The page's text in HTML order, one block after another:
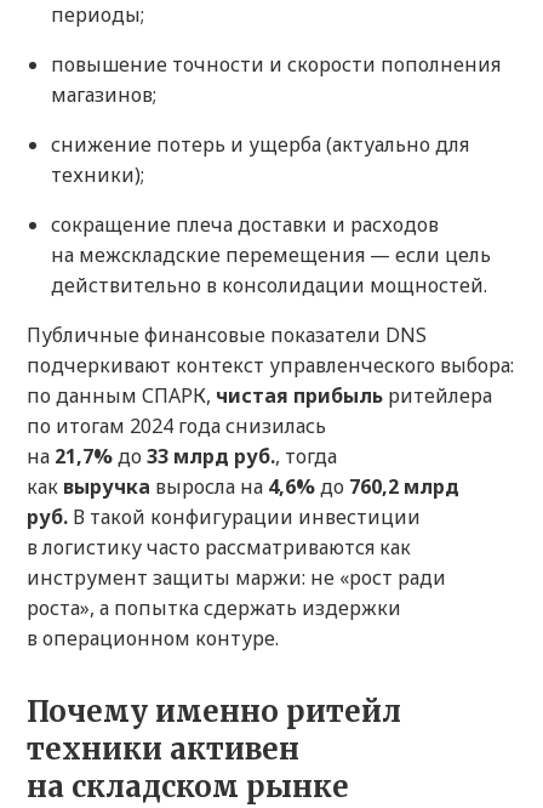
периоды;
повышение точности и скорости пополнения
магазинов;
снижение потерь и ущерба (актуально для
техники);
сокращение плеча доставки и расходов
на межскладские перемещения — если цель
действительно в консолидации мощностей.
Публичные финансовые показатели DNS
подчеркивают контекст управленческого выбора:
по данным СПАРК, чистая прибыль ритейлера
по итогам 2024 года снизилась
на 21,7%до33 млрд руб., тогда
как выручка выросла на 4,6%до 760,2 млрд
руб. В такой конфигурации инвестиции
в логистику часто рассматриваются как
инструмент защиты маржи: не «рост ради
роста», а попытка сдержать издержки
в операционном контуре.
Почему именно ритейл
техники активен
на складском рынке